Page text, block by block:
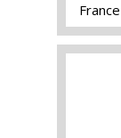
France